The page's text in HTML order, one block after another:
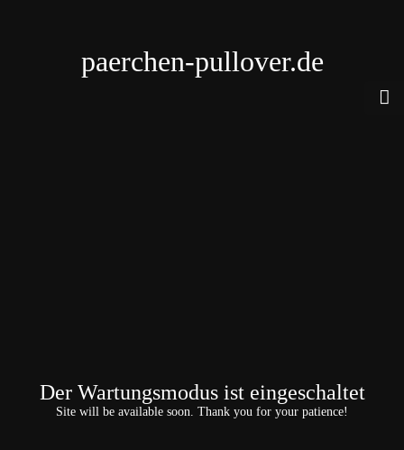
paerchen-pullover.de
Der Wartungsmodus ist eingeschaltet
Site will be available soon. Thank you for your patience!